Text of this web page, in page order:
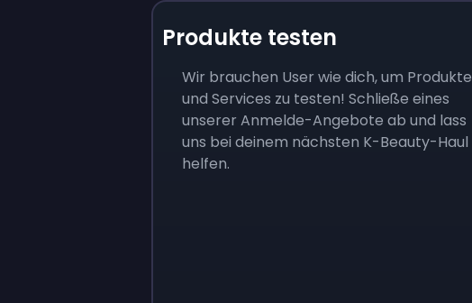
Produkte testen
Wir brauchen User wie dich, um Produkte
und Services zu testen! Schließe eines
unserer Anmelde-Angebote ab und lass
uns bei deinem nächsten K-Beauty-Haul
helfen.